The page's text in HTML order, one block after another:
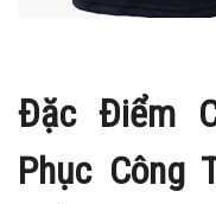
Đặc Điểm
Phục Công